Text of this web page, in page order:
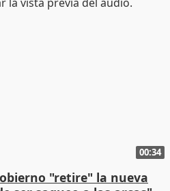
00:34
"retire" la nueva